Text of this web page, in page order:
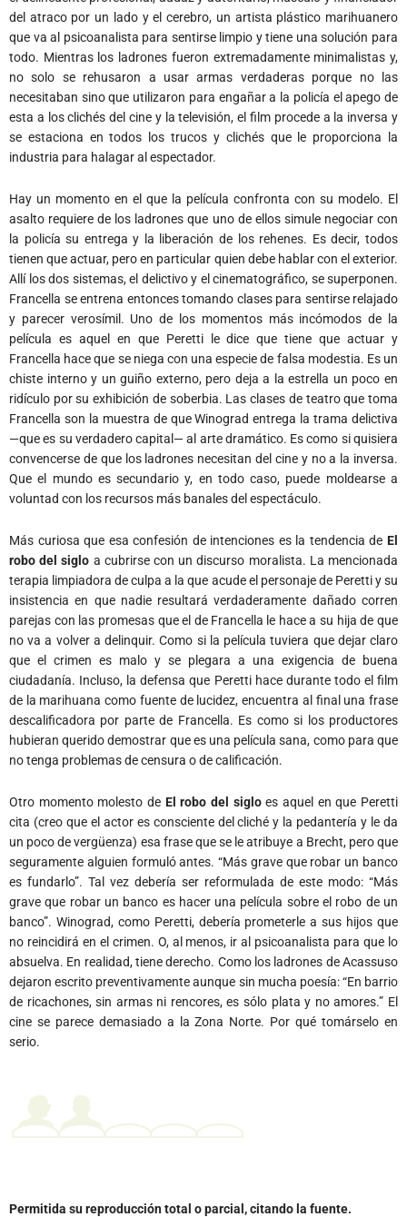
del atraco por un lado y el cerebro, un artista plástico marihuanero
que va al psicoanalista para sentirse limpio y tiene una solución para
todo. Mientras los ladrones fueron extremadamente minimalistas y,
no solo se rehusaron a usar armas verdaderas porque no las
necesitaban sino que utilizaron para engañar a la policía el apego de
esta a los clichés del cine y la televisión, el film procede a la inversa y
se estaciona en todos los trucos y clichés que le proporciona la
industria para halagar al espectador.
Hay un momento en el que la película confronta con su modelo. El
asalto requiere de los ladrones que uno de ellos simule negociar con
la policía su entrega y la liberación de los rehenes. Es decir, todos
tienen que actuar, pero en particular quien debe hablar con el exterior.
Allí los dos sistemas, el delictivo y el cinematográfico, se superponen.
Francella se entrena entonces tomando clases para sentirse relajado
y parecer verosímil. Uno de los momentos más incómodos de la
película es aquel en que Peretti le dice que tiene que actuar y
Francella hace que se niega con una especie de falsa modestia. Es un
chiste interno y un guiño externo, pero deja a la estrella un poco en
ridículo por su exhibición de soberbia. Las clases de teatro que toma
Francella son la muestra de que Winograd entrega la trama delictiva
—que es su verdadero capital— al arte dramático. Es como si quisiera
convencerse de que los ladrones necesitan del cine y no a la inversa.
Que el mundo es secundario y, en todo caso, puede moldearse a
voluntad con los recursos más banales del espectáculo.
Más curiosa que esa confesión de intenciones es la tendencia de El
robo del siglo a cubrirse con un discurso moralista. La mencionada
terapia limpiadora de culpa a la que acude el personaje de Peretti y su
insistencia en que nadie resultará verdaderamente dañado corren
parejas con las promesas que el de Francella le hace a su hija de que
no va a volver a delinquir. Como si la película tuviera que dejar claro
que el crimen es malo y se plegara a una exigencia de buena
ciudadanía. Incluso, la defensa que Peretti hace durante todo el film
de la marihuana como fuente de lucidez, encuentra al final una frase
descalificadora por parte de Francella. Es como si los productores
hubieran querido demostrar que es una película sana, como para que
no tenga problemas de censura o de calificación.
Otro momento molesto de El robo del sigloes aquel en que Peretti
cita (creo que el actor es consciente del cliché y la pedantería y le da
un poco de vergüenza) esa frase que se le atribuye a Brecht, pero que
seguramente alguien formuló antes. “Más grave que robar un banco
es fundarlo”. Tal vez debería ser reformulada de este modo: “Más
grave que robar un banco es hacer una película sobre el robo de un
banco”. Winograd, como Peretti, debería prometerle a sus hijos que
no reincidirá en el crimen. O, al menos, ir al psicoanalista para que lo
absuelva. En realidad, tiene derecho. Como los ladrones de Acassuso
dejaron escrito preventivamente aunque sin mucha poesía: “En barrio
de ricachones, sin armas ni rencores, es sólo plata y no amores.” El
cine se parece demasiado a la Zona Norte. Por qué tomárselo en
serio.
Permitida su reproducción total o parcial, citando la fuente.